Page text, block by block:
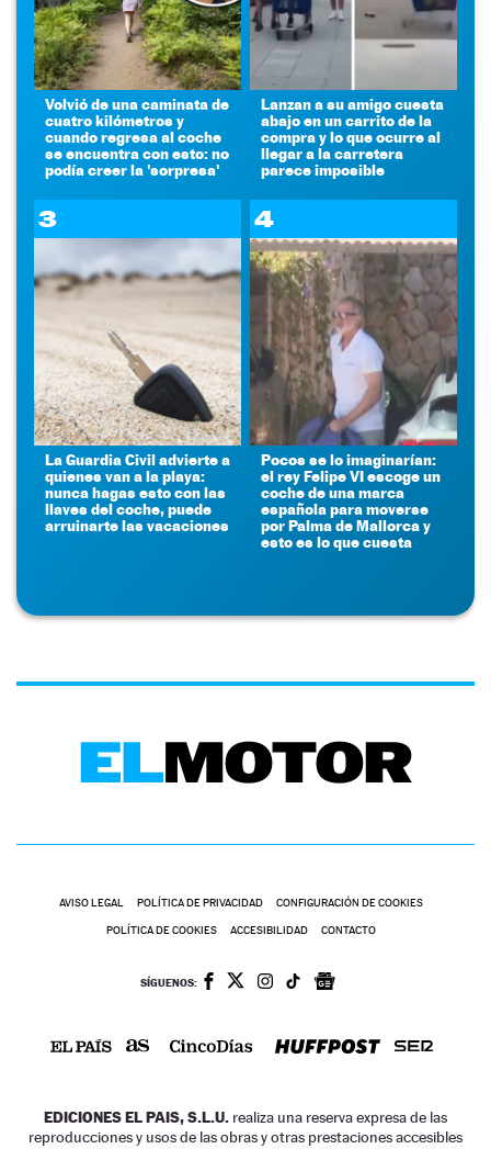
Volvió de una caminata de
cuatro kilómetros y
cuando regresa al coche
se encuentra con esto: no
podía creer la 'sorpresa'
Lanzan a su amigo cuesta
abajo en un carrito de la
compra y lo que ocurre al
llegar a la carretera
parece imposible
3
La Guardia Civil advierte a
quienes van a la playa:
nunca hagas esto con las
llaves del coche, puede
arruinarte las vacaciones
4
Pocos se lo imaginarían:
el rey Felipe VI escoge un
coche de una marca
española para moverse
por Palma de Mallorca y
esto es lo que cuesta
AVISO LEGAL POLÍTICA DE PRIVACIDAD CONFIGURACIÓN DE COOKIES
POLÍTICA DE COOKIES ACCESIBILIDAD CONTACTO
SÍGUENOS:
EDICIONES EL PAIS, S.L.U. realiza una reserva expresa de las
reproducciones y usos de las obras y otras prestaciones accesibles